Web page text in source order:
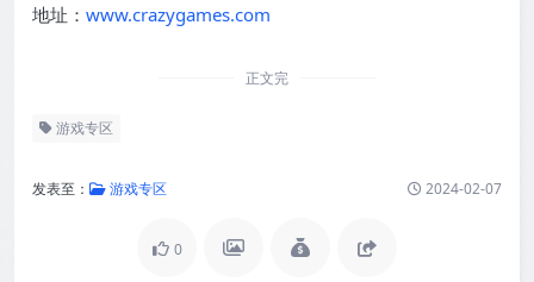
地址： www.crazygames.com
正文完
游戏专区
发表至： 游戏专区 2024-02-07
0